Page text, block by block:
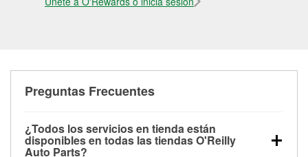
Preguntas Frecuentes
¿Todos los servicios en tienda están
disponibles en todas las tiendas O'Reilly
Auto Parts?